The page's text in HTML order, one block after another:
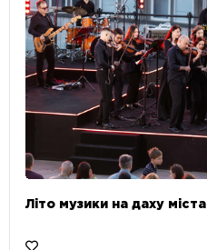
Літо музики на даху міста